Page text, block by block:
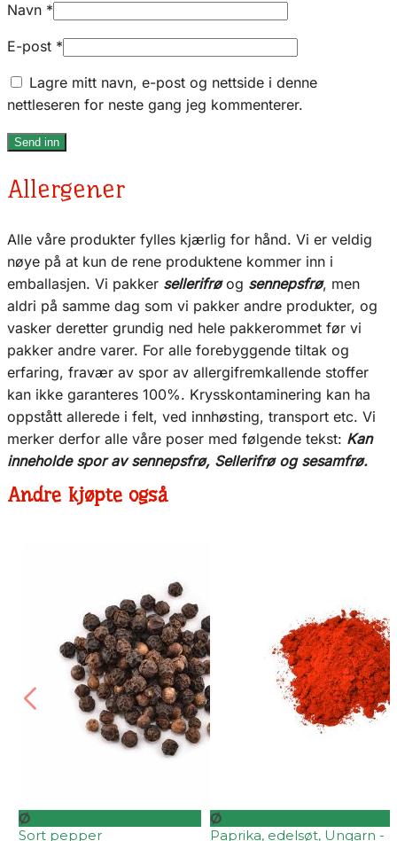
Navn *
E-post *
Lagre mitt navn, e-post og nettside i denne
nettleseren for neste gang jeg kommenterer.
Allergener
Alle våre produkter fylles kjærlig for hånd. Vi er veldig
nøye på at kun de rene produktene kommer inn i
emballasjen. Vi pakker sellerifrøog sennepsfrø, men
aldri på samme dag som vi pakker andre produkter, og
vasker deretter grundig ned hele pakkerommet før vi
pakker andre varer. For alle forebyggende tiltak og
erfaring, fravær av spor av allergifremkallende stoffer
kan ikke garanteres 100%. Krysskontaminering kan ha
oppstått allerede i felt, ved innhøsting, transport etc. Vi
merker derfor alle våre poser med følgende tekst: Kan
inneholde spor av sennepsfrø, Sellerifrø og sesamfrø.
Andre kjøpte også
Ø
Sort pepper
Ø
Paprika, edelsøt, Ungarn -